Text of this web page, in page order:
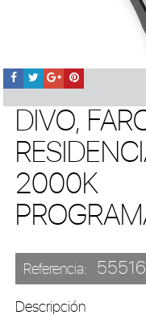
DIVO,
2000K
Referencia:
Descripción